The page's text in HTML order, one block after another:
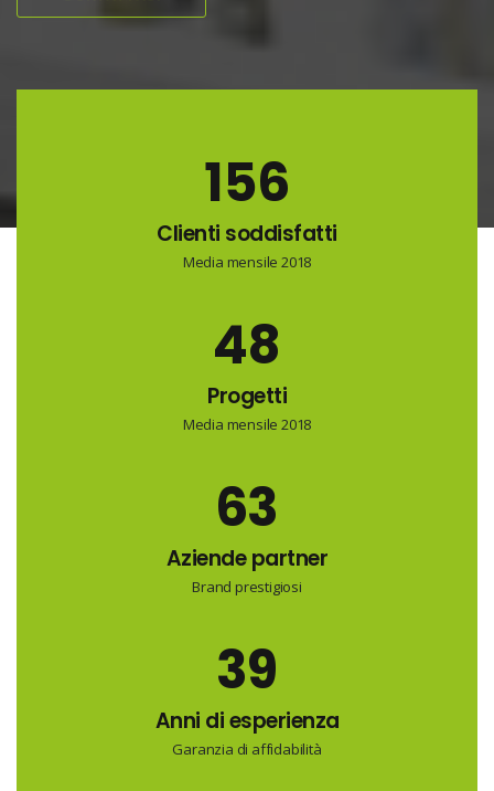
157
Clienti soddisfatti
Media mensile 2018
49
Progetti
Media mensile 2018
64
Aziende partner
Brand prestigiosi
40
Anni di esperienza
Garanzia di affidabilità